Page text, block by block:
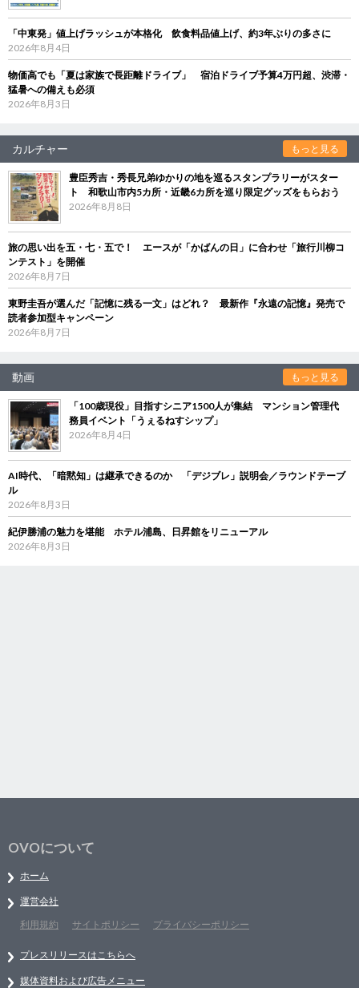
「中東発」値上げラッシュが本格化 飲食料品値上げ、約3年ぶりの多さに
2026年8月4日
物価高でも「夏は家族で長距離ドライブ」 宿泊ドライブ予算4万円超、渋滞・
猛暑への備えも必須
2026年8月3日
カルチャー もっと見る
豊臣秀吉・秀長兄弟ゆかりの地を巡るスタンプラリーがスター
ト 和歌山市内5カ所・近畿6カ所を巡り限定グッズをもらおう
2026年8月8日
旅の思い出を五・七・五で！ エースが「かばんの日」に合わせ「旅行川柳コ
ンテスト」を開催
2026年8月7日
東野圭吾が選んだ「記憶に残る一文」はどれ？ 最新作『永遠の記憶』発売で
読者参加型キャンペーン
2026年8月7日
動画 もっと見る
「100歳現役」目指すシニア1500人が集結 マンション管理代
務員イベント「うぇるねすシップ」
2026年8月4日
AI時代、「暗黙知」は継承できるのか 「デジブレ」説明会／ラウンドテーブ
ル
2026年8月3日
紀伊勝浦の魅力を堪能 ホテル浦島、日昇館をリニューアル
2026年8月3日
OVOについて
ホーム
運営会社
利用規約
サイトポリシー プライバシーポリシー
プレスリリースはこちらへ
媒体資料および広告メニュー